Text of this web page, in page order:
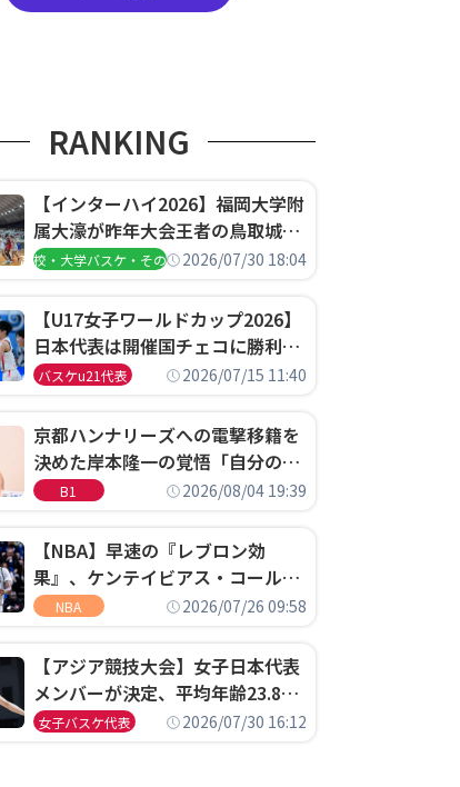
RANKING
【インターハイ2026】福岡大学附
属大濠が昨年大会王者の鳥取城北
を撃破、大阪薫英女学院は岐阜女
高校・大学バスケ・その他2026/07/30 18:04
【U17女子ワールドカップ2026】
日本代表は開催国チェコに勝利し
て予選グループ3連勝で首位通
決定
バスケu21代表 2026/07/15 11:40
京都ハンナリーズへの電撃移籍を
決めた岸本隆一の覚悟「自分のエ
ゴというちっぽけなことのため
B1 2026/08/04 19:39
【NBA】早速の『レブロン効
果』、ケンテイビアス・コールド
ウェル・ポープがセブンティシク
NBA 2026/07/26 09:58
【アジア競技大会】女子日本代表
メンバーが決定、平均年齢23.8歳
のフレッシュなメンバーが日本開
女子バスケ代表 2026/07/30 16:12